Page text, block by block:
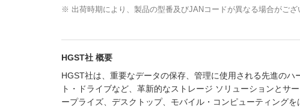
※ 出荷時期により、製品の型番及びJANコードが異なる場合がござ
HGST社 概要
HGST社は、重要なデータの保存、管理に使用される先進の
ト・ドライブなど、革新的なストレージ ソリューションとサ
ープライズ、デスクトップ、モバイル・コンピューティング